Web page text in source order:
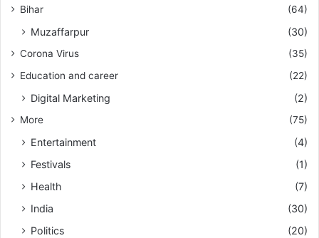
Bihar (64)
Muzaffarpur (30)
Corona Virus
(35)
Education and career
(22)
Digital Marketing (2)
More (75)
Entertainment
(4)
Festivals
(1)
Health
(7)
India
(30)
Politics
(20)